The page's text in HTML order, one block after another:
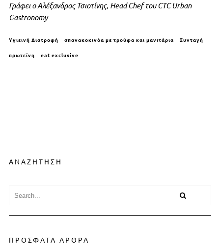
Γράφει ο Αλέξανδρος Τσιοτίνης, Head Chef του CTC Urban
Gastronomy
Υγιεινή Διατροφή σπανακοκινόα με τρούφα και μανιτάρια Συνταγή
πρωτεΐνη eat exclusive
ΑΝΑΖΗΤΗΣΗ
ΠΡΟΣΦΑΤΑ ΑΡΘΡΑ